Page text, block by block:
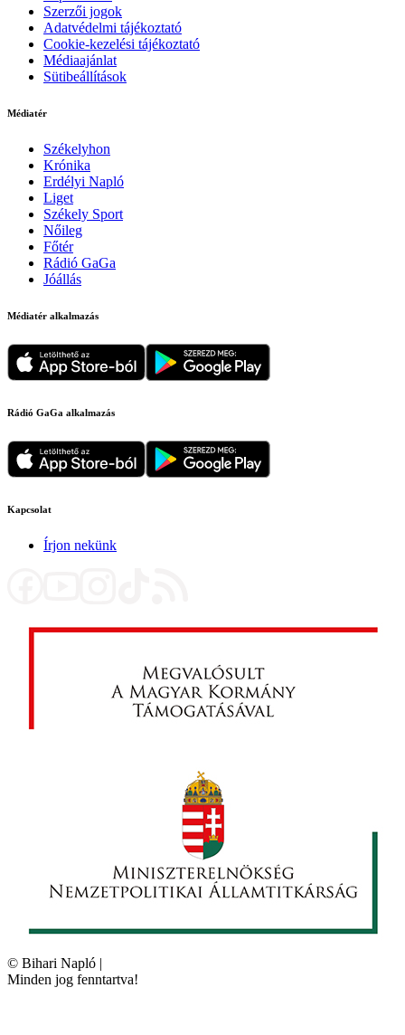
Szerzői jogok
Adatvédelmi tájékoztató
Cookie-kezelési tájékoztató
Médiaajánlat
Sütibeállítások
Médiatér
Székelyhon
Krónika
Erdélyi Napló
Liget
Székely Sport
Nőileg
Főtér
Rádió GaGa
Jóállás
Médiatér alkalmazás
Rádió GaGa alkalmazás
Kapcsolat
Írjon nekünk
© Bihari Napló |
Minden jog fenntartva!